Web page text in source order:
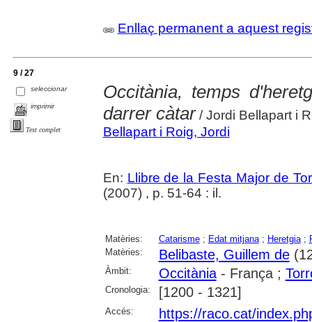
Enllaç permanent a aquest
9 / 27
seleccionar
imprimir
Text complet
Occitània, temps
darrer càtar/ Jordi Bellapart i
Bellapart i Roig, Jordi
En: Llibre de la Festa Major de
(2007) , p. 51-64 : il.
Matèries: Catarisme; Edat mitjana; Heretgia;
Matèries:
Belibaste, Guillem de
Àmbit: Occitània- França ;
Cronologia: [1200 - 1321]
Accés: https://raco.cat/